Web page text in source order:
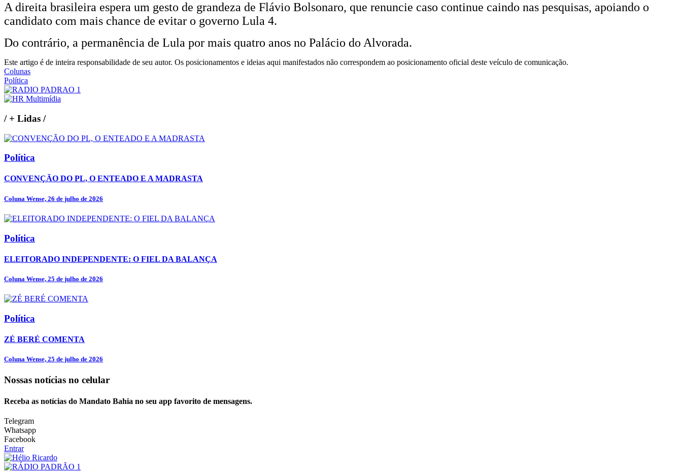
A direita brasileira espera um gesto de grandeza de Flávio Bolsonaro, que renuncie caso continue caindo nas pesquisas, apoiando o
candidato com mais chance de evitar o governo Lula 4.
Do contrário, a permanência de Lula por mais quatro anos no Palácio do Alvorada.
Este artigo é de inteira responsabilidade de seu autor. Os posicionamentos e ideias aqui manifestados não correspondem ao posicionamento oficial deste veículo de comunicação.
Colunas
Política
/+ Lidas /
Política
CONVENÇÃO DO PL, O ENTEADO E A MADRASTA
Coluna Wense, 26 de julho de 2026
Política
ELEITORADO INDEPENDENTE: O FIEL DA BALANÇA
Coluna Wense, 25 de julho de 2026
Política
ZÉ BERÉ COMENTA
Coluna Wense, 25 de julho de 2026
Nossas notícias no celular
Receba as notícias do Mandato Bahia no seu app favorito de mensagens.
Telegram
Whatsapp
Facebook
Entrar